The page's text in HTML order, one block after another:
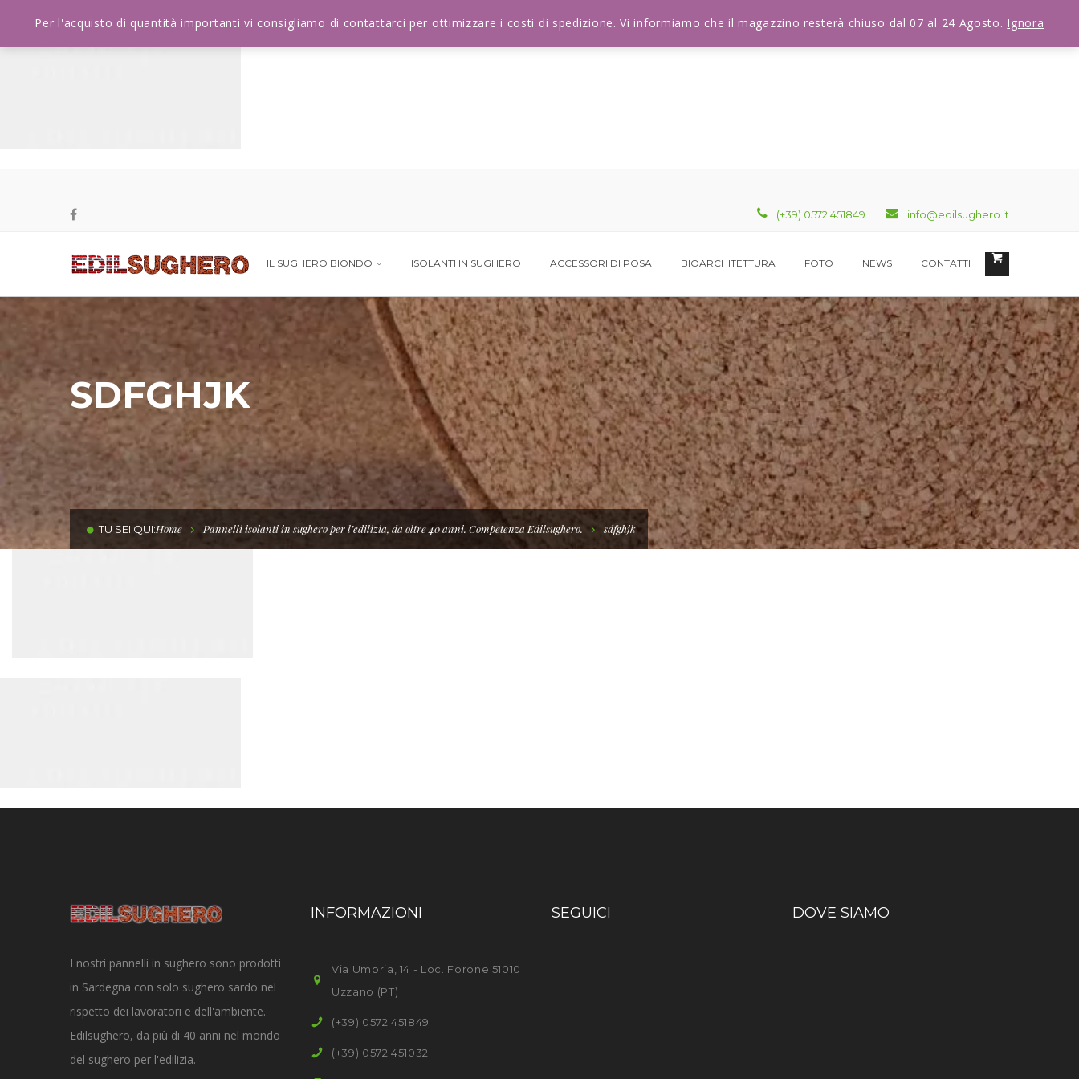
(+39) 0572 451849 info@edilsughero.it
IL SUGHERO BIONDO ISOLANTI IN SUGHERO ACCESSORI DI POSA BIOARCHITETTURA FOTO NEWS CONTATTI
SDFGHJK
TU SEI QUI:Home Pannelli isolanti in sughero per l’edilizia, da oltre 40 anni. Competenza Edilsughero. sdfghjk
I nostri pannelli in sughero sono prodotti
in Sardegna con solo sughero sardo nel
rispetto dei lavoratori e dell'ambiente.
Edilsughero, da più di 40 anni nel mondo
del sughero per l'edilizia.
INFORMAZIONI
Via Umbria, 14 - Loc. Forone 51010
Uzzano (PT)
(+39) 0572 451849
(+39) 0572 451032
SEGUICI DOVE SIAMO
Per l'acquisto di quantità importanti vi consigliamo di contattarci per ottimizzare i costi di spedizione. Vi informiamo che il magazzino resterà chiuso dal 07 al 24 Agosto. Ignora